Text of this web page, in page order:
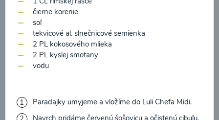
Zeleninová polievka s
00:10 Zobraziť
čierne korenie
soľ
tekvicové al. slnečnicové semienka
2 PL kokosového mlieka
2 PL kyslej smotany
vodu
Paradajky umyjeme a vložíme do Luli Chefa Midi.
prečítal(a)informácie o Ochrane osobných
údajova súhlasím s nimi.